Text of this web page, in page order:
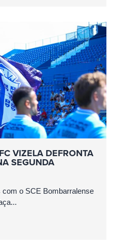
VIZELA DEFRONTA
SEGUNDA
o SCE Bombarralense